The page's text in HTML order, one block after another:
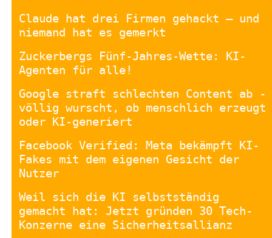
Claude hat drei Firmen gehackt – und
niemand hat es gemerkt
Zuckerbergs Fünf-Jahres-Wette: KI-
Agenten für alle!
Google straft schlechten Content ab -
völlig wurscht, ob menschlich erzeugt
oder KI-generiert
Facebook Verified: Meta bekämpft KI-
Fakes mit dem eigenen Gesicht der
Nutzer
Weil sich die KI selbstständig
gemacht hat: Jetzt gründen 30 Tech-
Konzerne eine Sicherheitsallianz